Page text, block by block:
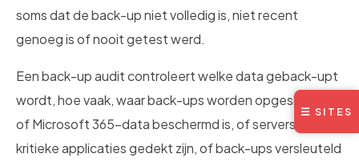
soms dat de back-up niet volledig is, niet recent
genoeg is of nooit getest werd.
Een back-up audit controleert welke data geback-upt
wordt, hoe vaak, waar back-ups worden opgeslagen,
of Microsoft 365-data beschermd is, of servers en
kritieke applicaties gedekt zijn, of back-ups versleuteld
☰ SITES